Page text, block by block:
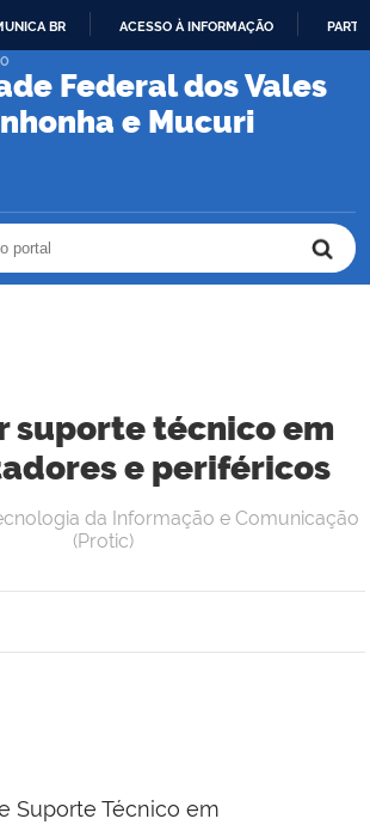
PARA
CONTEÚDO
BR ACESSO À INFORMAÇÃO
Federal dos Vales
e Mucuri
suporte técnico em
e periféricos
da Informação e Comunicação
(Protic)
Suporte Técnico em